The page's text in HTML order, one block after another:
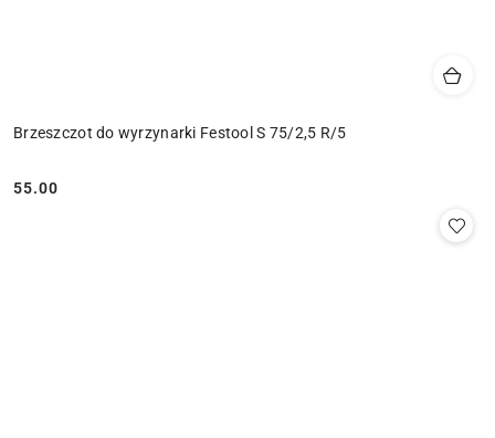
Brzeszczot do wyrzynarki Festool S 75/2,5 R/5
Cena:
55.00